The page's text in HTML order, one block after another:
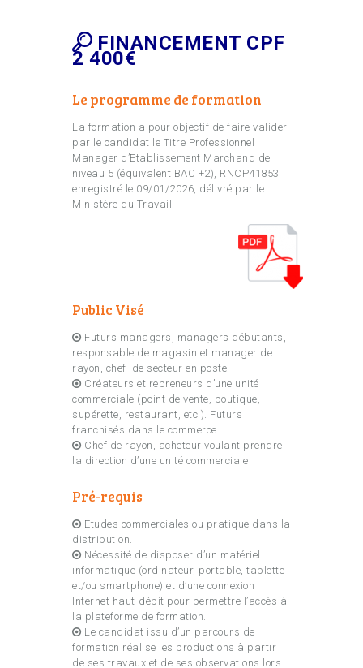
FINANCEMENT CPF
2 400€
Le programme de formation
La formation a pour objectif de faire valider
par le candidat le Titre Professionnel
Manager d’Etablissement Marchand de
niveau 5 (équivalent BAC +2), RNCP41853
enregistré le 09/01/2026, délivré par le
Ministère du Travail.
Public Visé
Futurs managers, managers débutants,
responsable de magasin et manager de
rayon, chef de secteur en poste.
Créateurs et repreneurs d’une unité
commerciale (point de vente, boutique,
supérette, restaurant, etc.). Futurs
franchisés dans le commerce.
Chef de rayon, acheteur voulant prendre
la direction d’une unité commerciale
Pré-requis
Etudes commerciales ou pratique dans la
distribution.
Nécessité de disposer d’un matériel
informatique (ordinateur, portable, tablette
et/ou smartphone) et d’une connexion
Internet haut-débit pour permettre l’accès à
la plateforme de formation.
Le candidat issu d’un parcours de
formation réalise les productions à partir
de ses travaux et de ses observations lors